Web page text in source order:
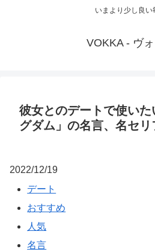
いまより少し良い
VOKKA - ヴ
彼女とのデートで使い
グダム」の名言、名セ
2022/12/19
デート
おすすめ
人気
名言